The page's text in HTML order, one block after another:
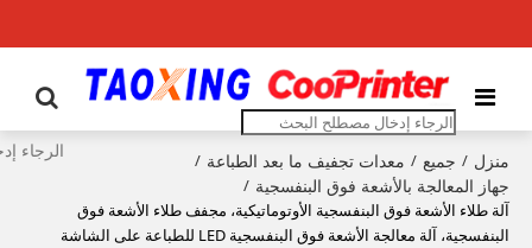
منزل / جميع / معدات تجفيف ما بعد الطباعة /
جهاز المعالجة بالأشعة فوق البنفسجية /
آلة طلاء الأشعة فوق البنفسجية الأوتوماتيكية، مجفف طلاء الأشعة فوق
البنفسجية، آلة معالجة الأشعة فوق البنفسجية LED للطباعة على الشاشة